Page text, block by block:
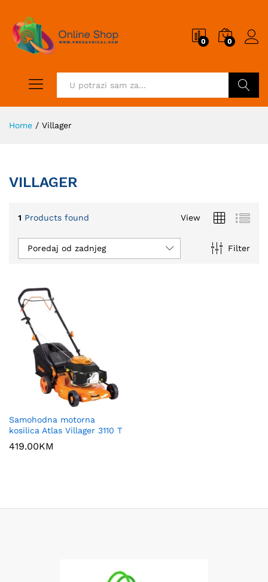
0 0
Home / Villager
VILLAGER
1 Products found View
Filter
Poredaj od zadnjeg
Samohodna motorna
kosilica Atlas Villager 3110 T
419.00KM